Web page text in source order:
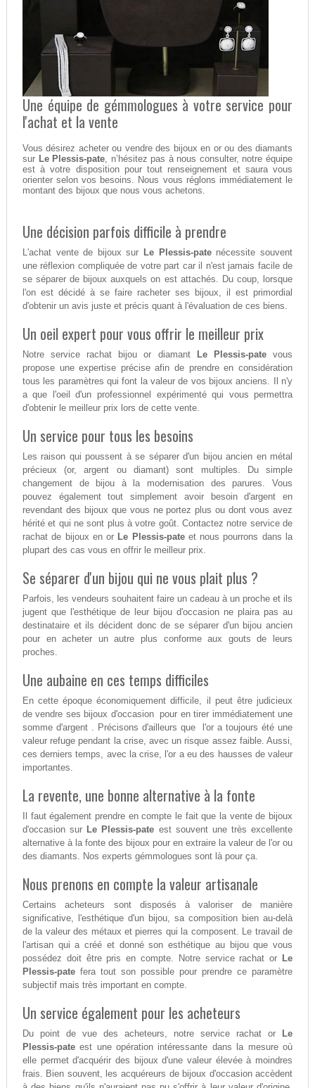
Une équipe de gémmologues à votre service pour
l'achat et la vente
Vous désirez acheter ou vendre des bijoux en or ou des diamants
sur Le Plessis-pate, n’hésitez pas à nous consulter, notre équipe
est à votre disposition pour tout renseignement et saura vous
orienter selon vos besoins. Nous vous réglons immédiatement le
montant des bijoux que nous vous achetons.
Une décision parfois difficile à prendre
L'achat vente de bijoux sur Le Plessis-patenécessite souvent
une réflexion compliquée de votre part car il n'est jamais facile de
se séparer de bijoux auxquels on est attachés. Du coup, lorsque
l'on est décidé à se faire racheter ses bijoux, il est primordial
d'obtenir un avis juste et précis quant à l'évaluation de ces biens.
Un oeil expert pour vous offrir le meilleur prix
Notre service rachat bijou or diamant Le Plessis-patevous
propose une expertise précise afin de prendre en considération
tous les paramètres qui font la valeur de vos bijoux anciens. Il n'y
a que l'oeil d'un professionnel expérimenté qui vous permettra
d'obtenir le meilleur prix lors de cette vente.
Un service pour tous les besoins
Les raison qui poussent à se séparer d'un bijou ancien en métal
précieux (or, argent ou diamant) sont multiples. Du simple
changement de bijou à la modernisation des parures. Vous
pouvez également tout simplement avoir besoin d'argent en
revendant des bijoux que vous ne portez plus ou dont vous avez
hérité et qui ne sont plus à votre goût. Contactez notre service de
rachat de bijoux en or Le Plessis-pateet nous pourrons dans la
plupart des cas vous en offrir le meilleur prix.
Se séparer d'un bijou qui ne vous plait plus ?
Parfois, les vendeurs souhaitent faire un cadeau à un proche et ils
jugent que l'esthétique de leur bijou d'occasion ne plaira pas au
destinataire et ils décident donc de se séparer d'un bijou ancien
pour en acheter un autre plus conforme aux gouts de leurs
proches.
Une aubaine en ces temps difficiles
En cette époque économiquement difficile, il peut être judicieux
de vendre ses bijoux d'occasion pour en tirer immédiatement une
somme d'argent . Précisons d'ailleurs que l'or a toujours été une
valeur refuge pendant la crise, avec un risque assez faible. Aussi,
ces derniers temps, avec la crise, l'or a eu des hausses de valeur
importantes.
La revente, une bonne alternative à la fonte
Il faut également prendre en compte le fait que la vente de bijoux
d'occasion sur Le Plessis-pate est souvent une très excellente
alternative à la fonte des bijoux pour en extraire la valeur de l'or ou
des diamants. Nos experts gémmologues sont là pour ça.
Nous prenons en compte la valeur artisanale
Certains acheteurs sont disposés à valoriser de manière
significative, l'esthétique d'un bijou, sa composition bien au-delà
de la valeur des métaux et pierres qui la composent. Le travail de
l'artisan qui a créé et donné son esthétique au bijou que vous
possédez doit être pris en compte. Notre service rachat or Le
Plessis-patefera tout son possible pour prendre ce paramètre
subjectif mais très important en compte.
Un service également pour les acheteurs
Du point de vue des acheteurs, notre service rachat or Le
Plessis-pateest une opération intéressante dans la mesure où
elle permet d'acquérir des bijoux d'une valeur élevée à moindres
frais. Bien souvent, les acquéreurs de bijoux d'occasion accèdent